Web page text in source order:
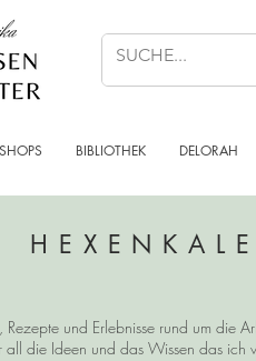
BIBLIOTHEK DELORAH
und Erlebnisse rund um die
die Ideen und das Wissen das ich